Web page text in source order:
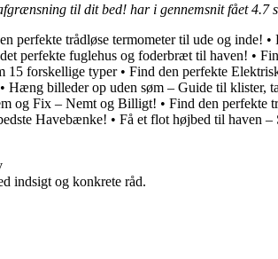
til dit bed! har i gennemsnit fået4.7
perfekte trådløse termometer til ude og inde! •
perfekte fuglehus og foderbræt til haven! •
15 forskellige typer• Find den perfekte
• Hæng billeder op uden søm – Guide til klister,
og Fix – Nemt og Billigt! • Find den perfekte
Havebænke! • Få et flot højbed til haven –
indsigt og konkrete råd.